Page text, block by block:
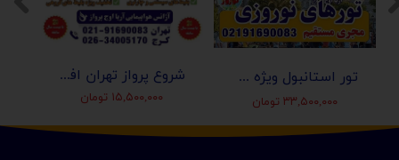
شروع پرواز تهران افغانستان (کابل-مزارشریف-هرات-قندهار)
۱۵,۵۰۰,۰۰۰ تومان
تور استانبول ویژه عید نوروز 1405 | مجری مستقیم ✈️
۳۳,۵۰۰,۰۰۰ تومان